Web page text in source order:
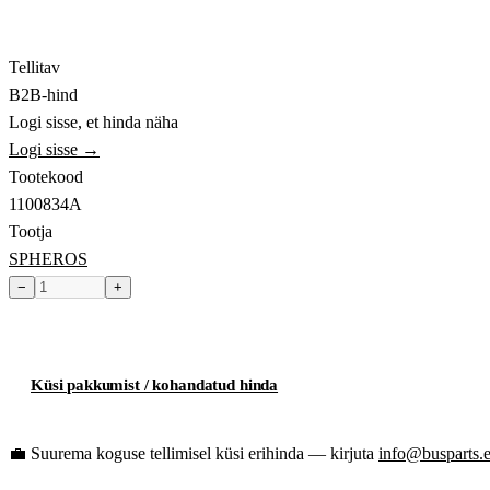
Tellitav
B2B-hind
Logi sisse, et hinda näha
Logi sisse →
Tootekood
1100834A
Tootja
SPHEROS
− +
Küsi pakkumist / kohandatud hinda
💼 Suurema koguse tellimisel küsi erihinda — kirjuta